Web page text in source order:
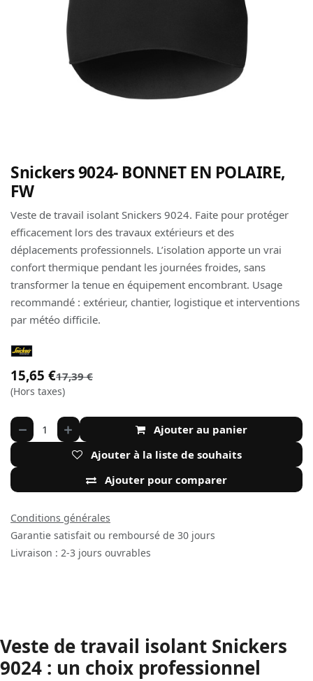
Snickers 9024- BONNET EN POLAIRE,
FW
Veste de travail isolant Snickers 9024. Faite pour protéger
efficacement lors des travaux extérieurs et des
déplacements professionnels. L’isolation apporte un vrai
confort thermique pendant les journées froides, sans
transformer la tenue en équipement encombrant. Usage
recommandé : extérieur, chantier, logistique et interventions
par météo difficile.
15,65 €17,39€
(Hors taxes)
Ajouter au panier
Ajouter pour comparer
Ajouter à la liste de souhaits
Conditions générales
Garantie satisfait ou remboursé de 30 jours
Livraison : 2-3 jours ouvrables
Veste de travail isolant Snickers
9024 : un choix professionnel